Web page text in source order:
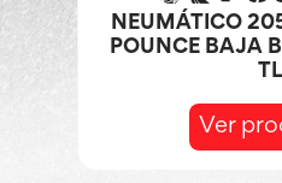
NEUMÁTICO
POUNCE BAJA
TL
Ver